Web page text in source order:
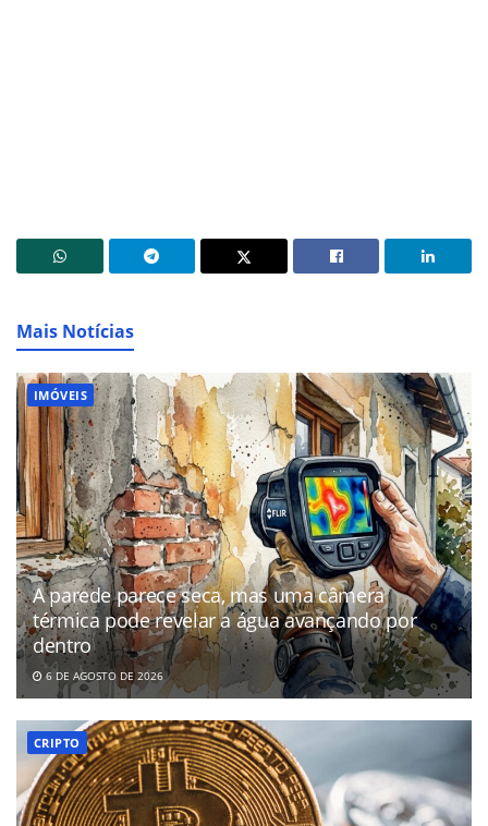
Mais Notícias
IMÓVEIS
A parede parece seca, mas uma câmera
térmica pode revelar a água avançando por
dentro
6 DE AGOSTO DE 2026
CRIPTO